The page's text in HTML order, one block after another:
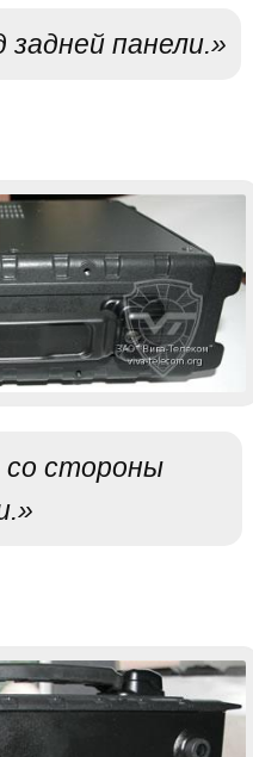
задней панели.»
со стороны